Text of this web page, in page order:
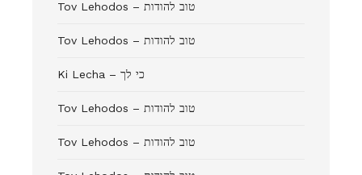
Tov Lehodos – טוב להודות
Tov Lehodos – טוב להודות
Ki Lecha – כי לך
Tov Lehodos – טוב להודות
Tov Lehodos – טוב להודות